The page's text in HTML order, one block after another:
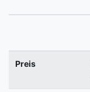
Preis